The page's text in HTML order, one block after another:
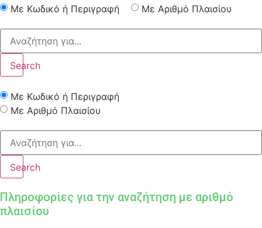
Με Κωδικό ή Περιγραφή Με Αριθμό Πλαισίου
Search
Με Κωδικό ή Περιγραφή
Με Αριθμό Πλαισίου
Search
Πληροφορίες για την αναζήτηση με αριθμό
πλαισίου